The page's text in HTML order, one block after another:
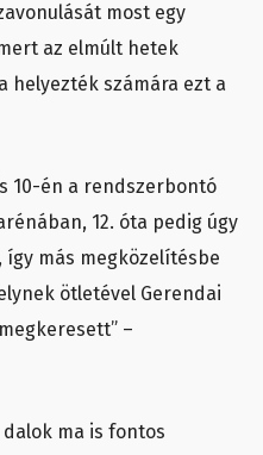
most egy
az elmúlt hetek
helyezték számára ezt a
10-én a rendszerbontó
12. óta pedig úgy
más megközelítésbe
ötletével Gerendai
–
ma is fontos